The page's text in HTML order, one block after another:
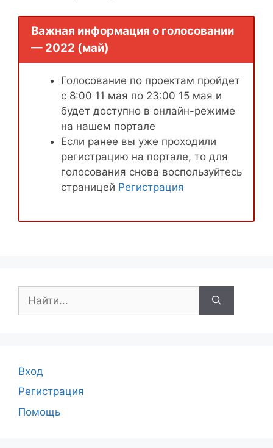
Важная информация о голосовании
— 2022 (май)
Голосование по проектам пройдет
с 8:00 11 мая по 23:00 15 мая и
будет доступно в онлайн-режиме
на нашем портале
Если ранее вы уже проходили
регистрацию на портале, то для
голосования снова воспользуйтесь
страницей Регистрация
Вход
Регистрация
Помощь